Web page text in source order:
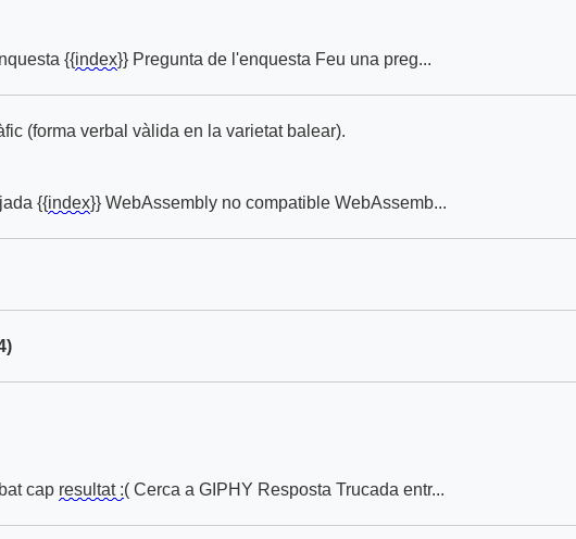
{{index}} Pregunta de l'enquesta Feu una preg...
(forma verbal vàlida en la varietat balear).
{{index}} WebAssembly no compatible WebAssemb...
cap resultat :( Cerca a GIPHY Resposta Trucada entr...